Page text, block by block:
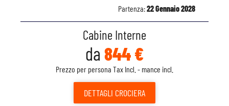
Partenza:22 Gennaio 2028
Cabine Interne
da 844 €
Prezzo per persona Tax Incl. - mance incl.
DETTAGLI CROCIERA